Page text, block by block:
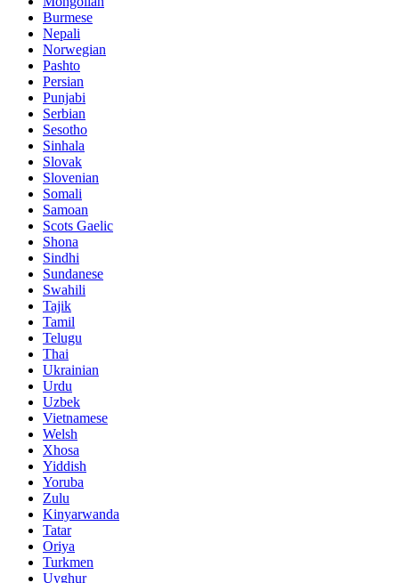
Burmese
Nepali
Norwegian
Pashto
Persian
Punjabi
Serbian
Sesotho
Sinhala
Slovak
Slovenian
Somali
Samoan
Scots Gaelic
Shona
Sindhi
Sundanese
Swahili
Tajik
Tamil
Telugu
Thai
Ukrainian
Urdu
Uzbek
Vietnamese
Welsh
Xhosa
Yiddish
Yoruba
Zulu
Kinyarwanda
Tatar
Oriya
Turkmen
Uyghur